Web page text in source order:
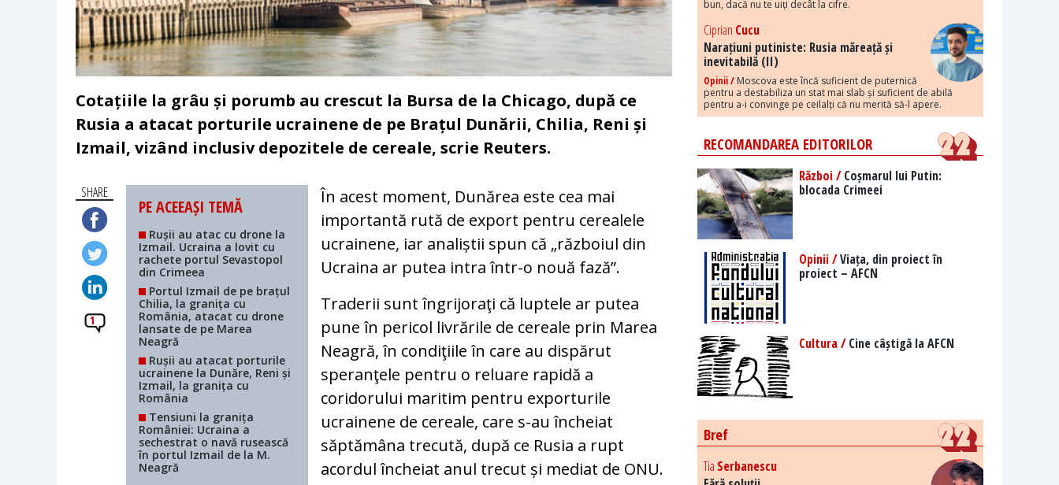
Cotațiile la grâu și porumb au crescut la Bursa de la Chicago, după ce
Rusia a atacat porturile ucrainene de pe Brațul Dunării, Chilia, Reni și
Izmail, vizând inclusiv depozitele de cereale, scrie Reuters.
SHARE
1
PE ACEEAȘI TEMĂ
Rușii au atac cu drone la
Izmail. Ucraina a lovit cu
rachete portul Sevastopol
din Crimeea
Portul Izmail de pe brațul
Chilia, la granița cu
România, atacat cu drone
lansate de pe Marea
Neagră
Rușii au atacat porturile
ucrainene la Dunăre, Reni și
Izmail, la granița cu
România
Tensiuni la granița
României: Ucraina a
sechestrat o navă rusească
în portul Izmail de la M.
Neagră
În acest moment, Dunărea este cea mai
importantă rută de export pentru cerealele
ucrainene, iar analiștii spun că „războiul din
Ucraina ar putea intra într-o nouă fază”.
Traderii sunt îngrijoraţi că luptele ar putea
pune în pericol livrările de cereale prin Marea
Neagră, în condiţiile în care au dispărut
speranţele pentru o reluare rapidă a
coridorului maritim pentru exporturile
ucrainene de cereale, care s-au încheiat
săptămâna trecută, după ce Rusia a rupt
acordul încheiat anul trecut și mediat de ONU.
bun, dacă nu te uiți decât la cifre.
Ciprian Cucu
Narațiuni putiniste: Rusia măreață și
inevitabilă (II)
Opinii / Moscova este încă suficient de puternică
pentru a destabiliza un stat mai slab și suficient de abilă
pentru a-i convinge pe ceilalți că nu merită să-l apere.
RECOMANDAREA EDITORILOR
Război /Coșmarul lui Putin:
blocada Crimeei
Opinii /Viața, din proiect în
proiect – AFCN
Cultura /Cine câștigă la AFCN
Bref
Tia Serbanescu